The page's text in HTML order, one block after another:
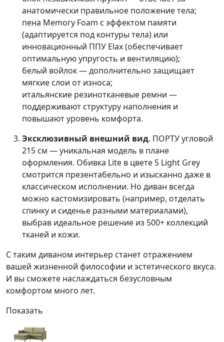
анатомически правильное положение тела;
пена Memory Foam с эффектом памяти
(адаптируется под контуры тела) или
инновационный ППУ Elax (обеспечивает
оптимальную упругость и вентиляцию);
белый войлок — дополнительно защищает
мягкие слои от износа;
итальянские резинотканевые ремни —
поддерживают структуру наполнения и
повышают уровень комфорта.
Эксклюзивный внешний вид. ПОРТУ угловой
215 см — уникальная модель в плане
оформления. Обивка Lite в цвете 5 Light Grey
смотрится презентабельно и изысканно даже в
классическом исполнении. Но диван всегда
можно кастомизировать (например, отделать
спинку и сиденье разными материалами),
выбрав идеальное решение из 500+ коллекций
тканей и кожи.
С таким диваном интерьер станет отражением
вашей жизненной философии и эстетического вкуса.
И вы сможете наслаждаться безусловным
комфортом много лет.
Показать